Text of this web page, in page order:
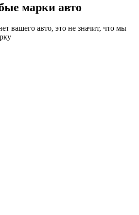
марки авто
вашего авто, это не значит, что мы